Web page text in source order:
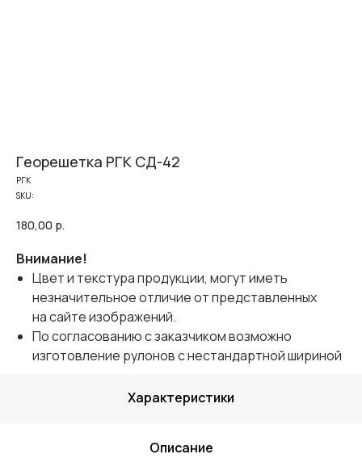
Георешетка РГК СД-42
РГК
SKU:
180,00 р.
Внимание!
Цвет и текстура продукции, могут иметь
незначительное отличие от представленных
на сайте изображений.
По согласованию с заказчиком возможно
изготовление рулонов с нестандартной шириной
Характеристики
Описание